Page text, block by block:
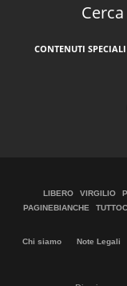
CONTENUTI SPECIALI
LIBERO VIRGILIO
PAGINEBIANCHE
Chi siamo Note Legali